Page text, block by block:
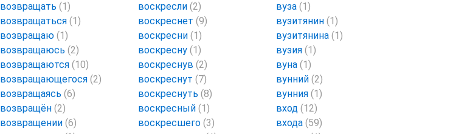
возвращать (1)
возвращаться (1)
возвращаю (1)
возвращаюсь (2)
возвращаются (10)
возвращающегося (2)
возвращаясь (6)
возвращён (2)
возвращении (6)
воскресли (2)
воскреснет (9)
воскресни (1)
воскресну (1)
воскреснув (2)
воскреснут (7)
воскреснуть (8)
воскресный (1)
воскресшего (3)
вуза (1)
вузитянин (1)
вузитянина (1)
вузия (1)
вуна (1)
вунний (2)
вунния (1)
вход (12)
входа (59)